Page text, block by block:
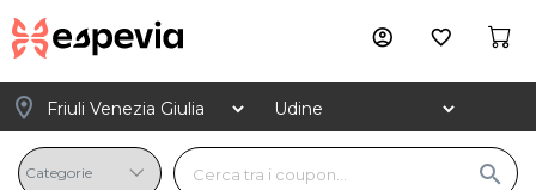
search
account_circle favorite_border
location_on